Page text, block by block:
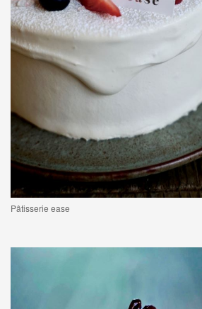
Pâtisserie ease